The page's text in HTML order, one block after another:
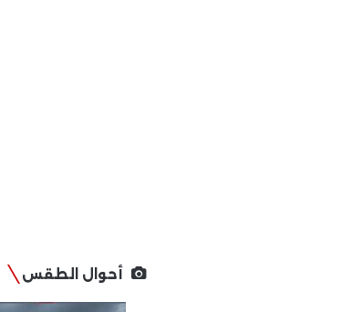
أحوال الطقس